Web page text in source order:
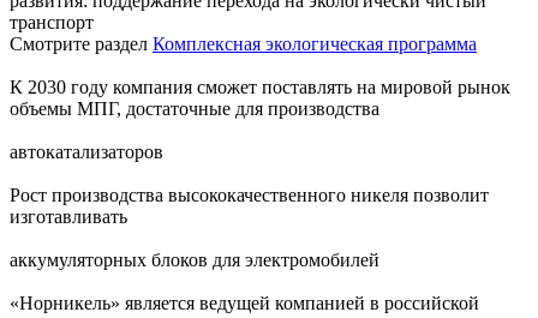
транспорт
Смотрите раздел Комплексная экологическая программа
К 2030 году компания сможет поставлять на мировой рынок
объемы МПГ, достаточные для производства
автокатализаторов
Рост производства высококачественного никеля позволит
изготавливать
аккумуляторных блоков для электромобилей
«Норникель» является ведущей компанией в российской